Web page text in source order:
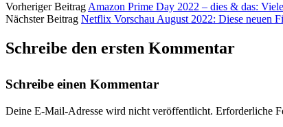
Vorheriger Beitrag Amazon Prime Day 2022 – dies & das:
Nächster Beitrag Netflix Vorschau August 2022: Diese neuen
Schreibe den ersten Kommentar
Schreibe einen Kommentar
Deine E-Mail-Adresse wird nicht veröffentlicht. Erforderliche